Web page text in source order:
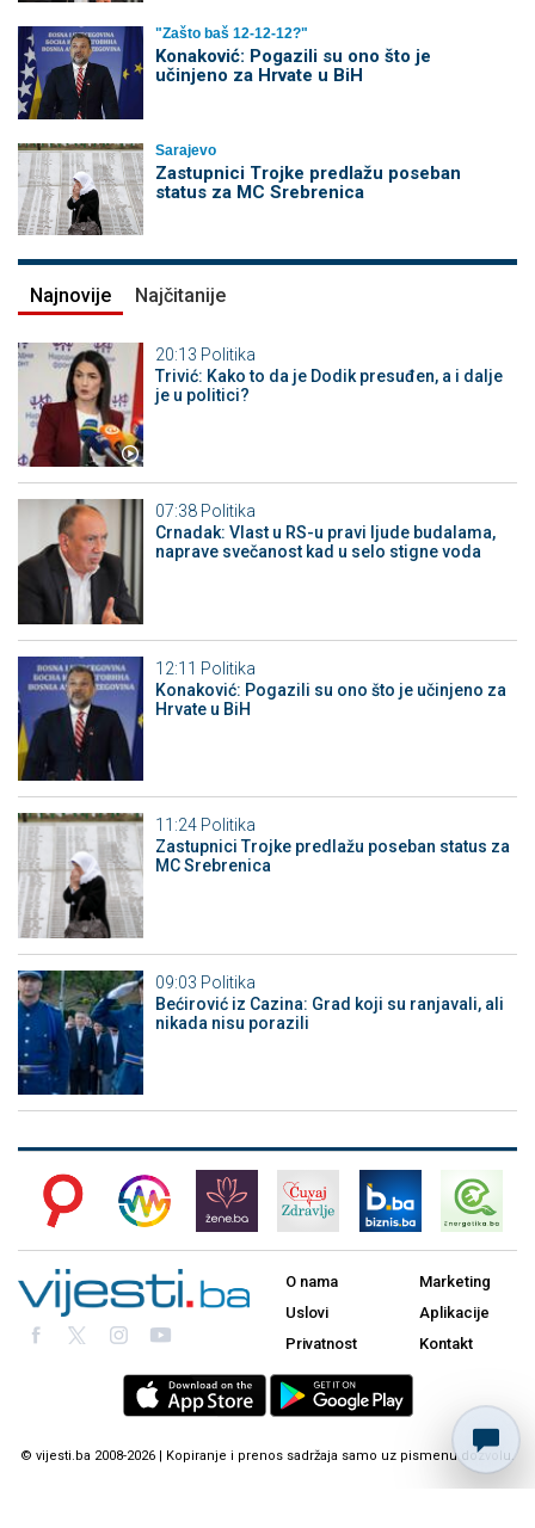
"Zašto baš 12-12-12?"
Konaković: Pogazili su ono što je
učinjeno za Hrvate u BiH
Sarajevo
Zastupnici Trojke predlažu poseban
status za MC Srebrenica
Najnovije Najčitanije
20:13 Politika
Trivić: Kako to da je Dodik presuđen, a i dalje
je u politici?
07:38 Politika
Crnadak: Vlast u RS-u pravi ljude budalama,
naprave svečanost kad u selo stigne voda
12:11 Politika
Konaković: Pogazili su ono što je učinjeno za
Hrvate u BiH
11:24 Politika
Zastupnici Trojke predlažu poseban status za
MC Srebrenica
09:03 Politika
Bećirović iz Cazina: Grad koji su ranjavali, ali
nikada nisu porazili
O nama
Uslovi
Privatnost
Marketing
Aplikacije
Kontakt
© vijesti.ba 2008-2026 | Kopiranje i prenos sadržaja samo uz pismenu dozvolu.